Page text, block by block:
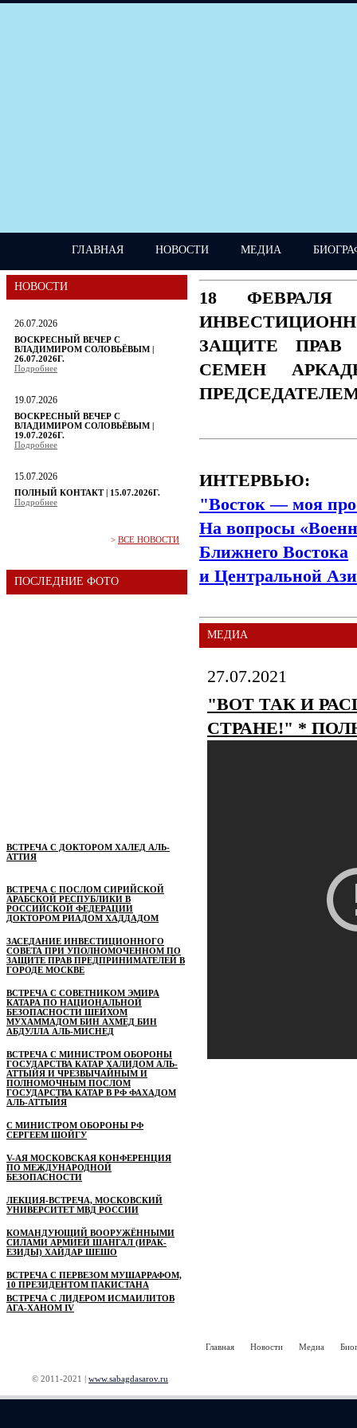
ГЛАВНАЯ НОВОСТИ МЕДИА
НОВОСТИ
26.07.2026
ВОСКРЕСНЫЙ ВЕЧЕР С
ВЛАДИМИРОМ СОЛОВЬЁВЫМ |
26.07.2026Г.
Подробнее
19.07.2026
ВОСКРЕСНЫЙ ВЕЧЕР С
ВЛАДИМИРОМ СОЛОВЬЁВЫМ |
19.07.2026Г.
Подробнее
15.07.2026
ПОЛНЫЙ КОНТАКТ | 15.07.2026Г.
Подробнее
> ВСЕ НОВОСТИ
ПОСЛЕДНИЕ ФОТО
ВСТРЕЧА С ДОКТОРОМ ХАЛЕД АЛЬ-
АТТИЯ
ВСТРЕЧА С ПОСЛОМ СИРИЙСКОЙ
АРАБСКОЙ РЕСПУБЛИКИ В
РОССИЙСКОЙ ФЕДЕРАЦИИ
ДОКТОРОМ РИАДОМ ХАДДАДОМ
ЗАСЕДАНИЕ ИНВЕСТИЦИОННОГО
СОВЕТА ПРИ УПОЛНОМОЧЕННОМ ПО
ЗАЩИТЕ ПРАВ ПРЕДПРИНИМАТЕЛЕЙ В
ГОРОДЕ МОСКВЕ
ВСТРЕЧА С СОВЕТНИКОМ ЭМИРА
КАТАРА ПО НАЦИОНАЛЬНОЙ
БЕЗОПАСНОСТИ ШЕЙХОМ
МУХАММАДОМ БИН АХМЕД БИН
АБДУЛЛА АЛЬ-МИСНЕД
ВСТРЕЧА С МИНИСТРОМ ОБОРОНЫ
ГОСУДАРСТВА КАТАР ХАЛИДОМ АЛЬ-
АТТЫЙЯ И ЧРЕЗВЫЧАЙНЫМ И
ПОЛНОМОЧНЫМ ПОСЛОМ
ГОСУДАРСТВА КАТАР В РФ ФАХАДОМ
АЛЬ-АТТЫЙЯ
С МИНИСТРОМ ОБОРОНЫ РФ
СЕРГЕЕМ ШОЙГУ
V-АЯ МОСКОВСКАЯ КОНФЕРЕНЦИЯ
ПО МЕЖДУНАРОДНОЙ
БЕЗОПАСНОСТИ
ЛЕКЦИЯ-ВСТРЕЧА, МОСКОВСКИЙ
УНИВЕРСИТЕТ МВД РОССИИ
КОМАНДУЮЩИЙ ВООРУЖЁННЫМИ
СИЛАМИ АРМИЕЙ ШАНГАЛ (ИРАК-
ЕЗИДЫ) ХАЙДАР ШЕШО
ВСТРЕЧА С ПЕРВЕЗОМ МУШАРРАФОМ,
10 ПРЕЗИДЕНТОМ ПАКИСТАНА
ВСТРЕЧА С ЛИДЕРОМ ИСМАИЛИТОВ
АГА-ХАНОМ IV
18 ФЕВРАЛЯ
ЗАЩИТЕ ПРАВ
СЕМЕН
ИНТЕРВЬЮ:
"Восток — моя
На вопросы
Ближнего Востока
и Центральной
МЕДИА
27.07.2021
"ВОТ ТАК И
СТРАНЕ!" *
Главная Новости Медиа
© 2011-2021 | www.sabagdasarov.ru